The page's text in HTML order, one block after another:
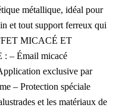
métallique, idéal pour
et tout support ferreux qui
MICACÉ ET
– Émail micacé
exclusive par
– Protection spéciale
et les matériaux de